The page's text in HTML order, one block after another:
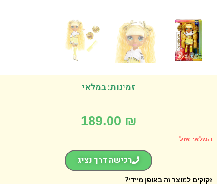
זמינות: במלאי
189.00
אזל
רכישה דרך נציג
למוצר זה באופן מיידי?